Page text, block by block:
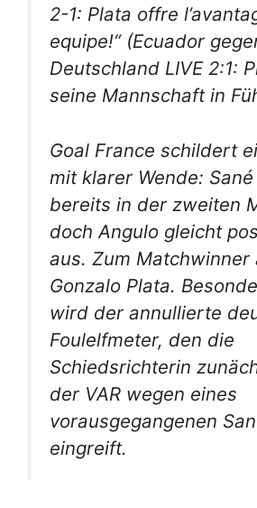
2-1: Plata offre
equipe!“(Ecuador
Deutschland LIVE 2:1:
seine Mannschaft in
Goal France schildert
mit klarer Wende:
bereits in der zweiten
doch Angulo gleicht
aus. Zum Matchwinner
Gonzalo Plata.
wird der annullierte
Foulelfmeter, den die
Schiedsrichterin
der VAR wegen eines
vorausgegangenen
eingreift.